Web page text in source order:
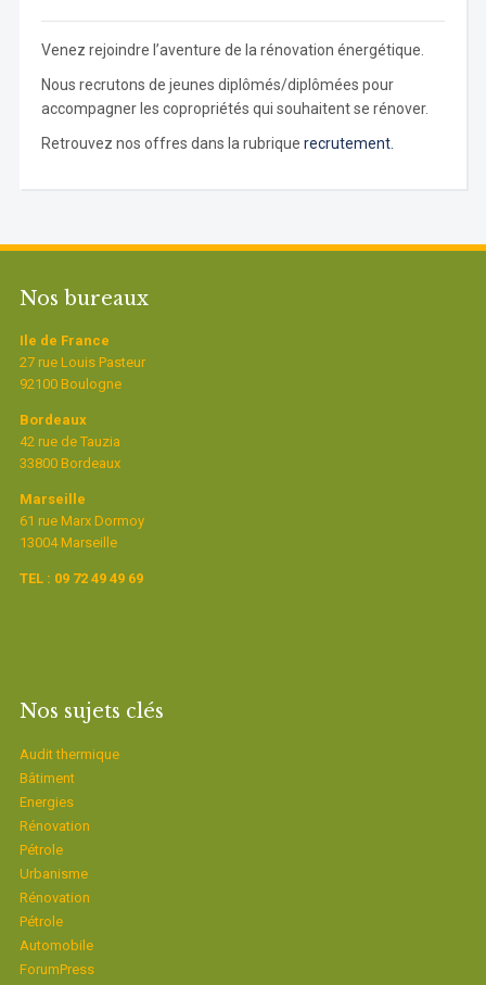
Venez rejoindre l’aventure de la rénovation énergétique.
Nous recrutons de jeunes diplômés/diplômées pour
accompagner les copropriétés qui souhaitent se rénover.
Retrouvez nos offres dans la rubrique recrutement.
Nos bureaux
Ile de France
27 rue Louis Pasteur
92100 Boulogne
Bordeaux
42 rue de Tauzia
33800 Bordeaux
Marseille
61 rue Marx Dormoy
13004 Marseille
TEL : 09 72 49 49 69
Nos sujets clés
Audit thermique
Bâtiment
Energies
Rénovation
Pétrole
Urbanisme
Rénovation
Pétrole
Automobile
ForumPress